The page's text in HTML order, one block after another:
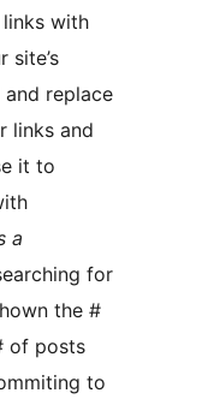
with
site’s
and replace
links and
it to
a
for
the #
of posts
to